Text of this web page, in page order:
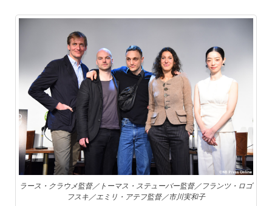
ラース・クラウメ監督／トーマス・ステューバー監督／フランツ・ロゴ
フスキ／エミリ・アテフ監督／市川実和子